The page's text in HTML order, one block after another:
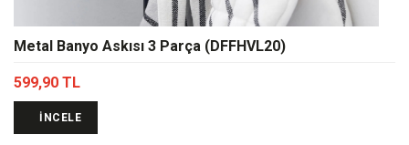
Metal Banyo Askısı 3 Parça (DFFHVL20)
599,90 TL
İNCELE